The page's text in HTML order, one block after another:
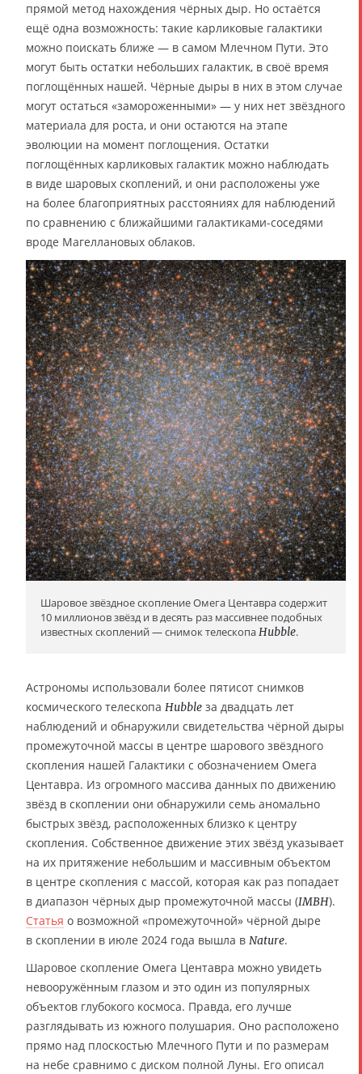
прямой метод нахождения чёрных дыр. Но остаётся
ещё одна возможность: такие карликовые галактики
можно поискать ближе — в самом Млечном Пути. Это
могут быть остатки небольших галактик, в своё время
поглощённых нашей. Чёрные дыры в них в этом случае
могут остаться «замороженными» — у них нет звёздного
материала для роста, и они остаются на этапе
эволюции на момент поглощения. Остатки
поглощённых карликовых галактик можно наблюдать
в виде шаровых скоплений, и они расположены уже
на более благоприятных расстояниях для наблюдений
по сравнению с ближайшими галактиками-соседями
вроде Магеллановых облаков.
Шаровое звёздное скопление Омега Центавра содержит
10 миллионов звёзд и в десять раз массивнее подобных
известных скоплений — снимок телескопаHubble.
Астрономы использовали более пятисот снимков
космического телескопа Hubble за двадцать лет
наблюдений и обнаружили свидетельства чёрной дыры
промежуточной массы в центре шарового звёздного
скопления нашей Галактики с обозначением Омега
Центавра. Из огромного массива данных по движению
звёзд в скоплении они обнаружили семь аномально
быстрых звёзд, расположенных близко к центру
скопления. Собственное движение этих звёзд указывает
на их притяжение небольшим и массивным объектом
в центре скопления с массой, которая как раз попадает
в диапазон чёрных дыр промежуточной массы (IMBH).
Статья о возможной «промежуточной» чёрной дыре
в скоплении в июле 2024 года вышла в Nature.
Шаровое скопление Омега Центавра можно увидеть
невооружённым глазом и это один из популярных
объектов глубокого космоса. Правда, его лучше
разглядывать из южного полушария. Оно расположено
прямо над плоскостью Млечного Пути и по размерам
на небе сравнимо с диском полной Луны. Его описал